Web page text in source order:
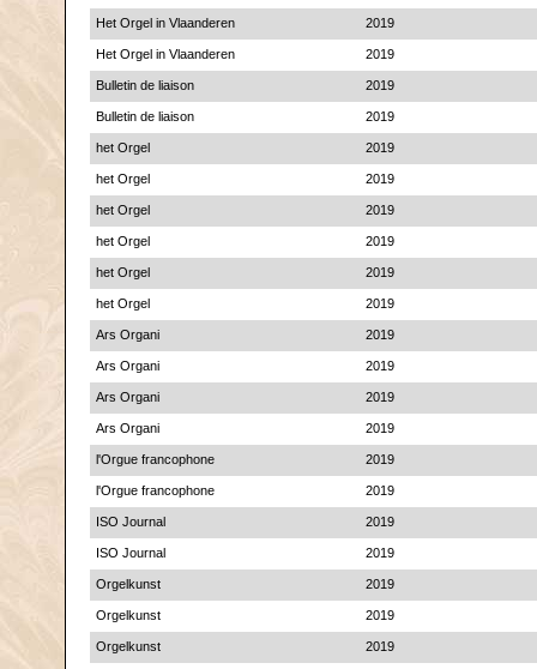
Het Orgel in Vlaanderen 2019
Het Orgel in Vlaanderen 2019
Bulletin de liaison 2019
Bulletin de liaison 2019
het Orgel 2019
het Orgel 2019
het Orgel 2019
het Orgel 2019
het Orgel 2019
het Orgel 2019
Ars Organi 2019
Ars Organi 2019
Ars Organi 2019
Ars Organi 2019
l'Orgue francophone 2019
l'Orgue francophone 2019
ISO Journal 2019
ISO Journal 2019
Orgelkunst 2019
Orgelkunst 2019
Orgelkunst 2019